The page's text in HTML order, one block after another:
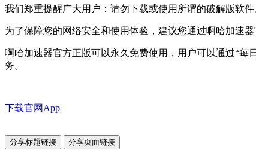
我们郑重提醒广大用户：请勿下载或使用所谓的破解版软
为了保障您的网络安全和使用体验，建议您通过啊哈加速
啊哈加速器官方正版可以永久免费使用，用户可以通过“
务。
下载官网App
分享标题链接 分享页面链接